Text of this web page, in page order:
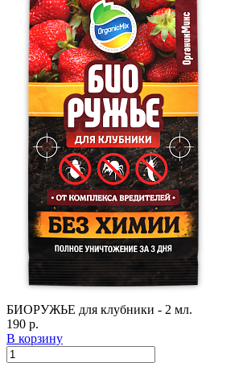
БИОРУЖЬЕ для клубники - 2 мл.
190 р.
В корзину